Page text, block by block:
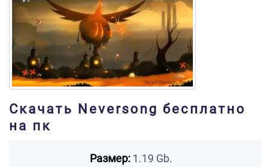
Скачать Neversong бесплатно
на пк
Размер:1.19 Gb.